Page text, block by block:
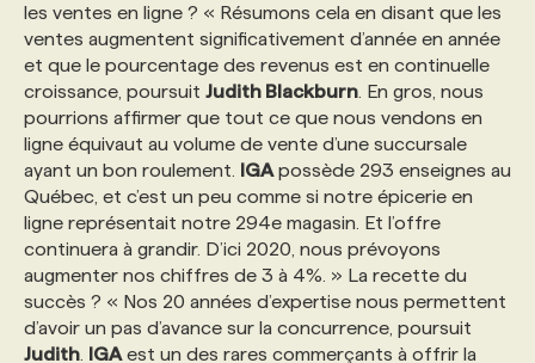
les ventes en ligne ? « Résumons cela en disant que les
ventes augmentent significativement d’année en année
et que le pourcentage des revenus est en continuelle
croissance, poursuit Judith Blackburn . En gros, nous
pourrions affirmer que tout ce que nous vendons en
ligne équivaut au volume de vente d’une succursale
ayant un bon roulement. IGA possède 293 enseignes au
Québec, et c’est un peu comme si notre épicerie en
ligne représentait notre 294e magasin. Et l’offre
continuera à grandir. D’ici 2020, nous prévoyons
augmenter nos chiffres de 3 à 4%. » La recette du
succès ? « Nos 20 années d’expertise nous permettent
d’avoir un pas d’avance sur la concurrence, poursuit
Judith IGA est un des rares commerçants à offrir la